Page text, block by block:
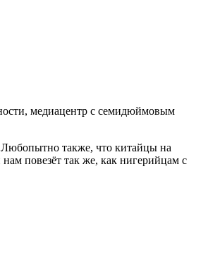
медиацентр с семидюймовым
Любопытно также, что китайцы на
повезёт так же, как нигерийцам с